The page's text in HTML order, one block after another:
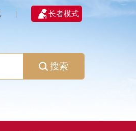
| 长者模式
搜索